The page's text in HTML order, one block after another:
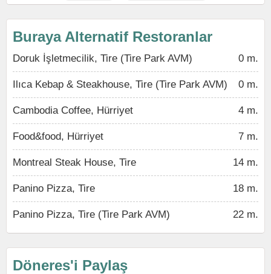
Buraya Alternatif Restoranlar
Doruk İşletmecilik, Tire (Tire Park AVM) 0 m.
Ilıca Kebap & Steakhouse, Tire (Tire Park AVM) 0 m.
Cambodia Coffee, Hürriyet 4 m.
Food&food, Hürriyet 7 m.
Montreal Steak House, Tire 14 m.
Panino Pizza, Tire 18 m.
Panino Pizza, Tire (Tire Park AVM) 22 m.
Döneres'i Paylaş